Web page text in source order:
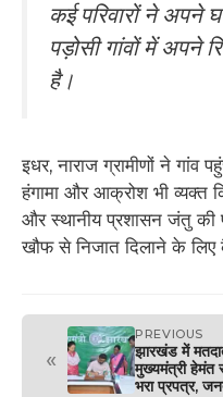
कई परिवारों ने अपने
पड़ोसी गांवों में अपने
है।
इधर, नाराज ग्रामीणों ने
हंगामा और आक्रोश भी व्यक्त
और स्थानीय प्रशासन जंतु की
खौफ से निजात दिलाने के लिए
«
PREVIOUS
झारखंड में
मुख्यमंत्री हेमंत
भरा प्रपत्र,